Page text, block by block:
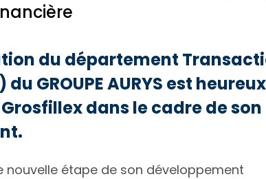
du département
GROUPE AURYS est
dans le cadre de son
nouvelle étape de son développement